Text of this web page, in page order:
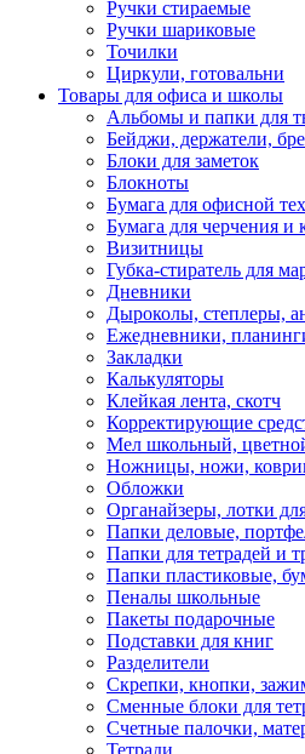
Ручки стираемые
Ручки шариковые
Точилки
Циркули, готовальни
Товары для офиса и школы
Альбомы и папки для
Бейджи, держатели,
Блоки для заметок
Блокноты
Бумага для офисной
Бумага для черчения и
Визитницы
Губка-стиратель для
Дневники
Дыроколы, степлеры,
Ежедневники,
Закладки
Калькуляторы
Клейкая лента, скотч
Корректирующие
Мел школьный,
Ножницы, ножи,
Обложки
Органайзеры, лотки
Папки деловые,
Папки для тетрадей и
Папки пластиковые,
Пеналы школьные
Пакеты подарочные
Подставки для книг
Разделители
Скрепки, кнопки,
Сменные блоки для
Счетные палочки,
Тетради